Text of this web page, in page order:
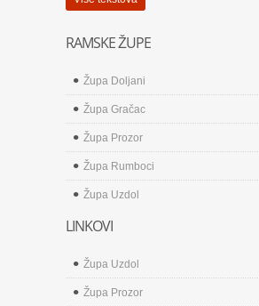
RAMSKE ŽUPE
Župa Doljani
Župa Gračac
Župa Prozor
Župa Rumboci
Župa Uzdol
LINKOVI
Župa Uzdol
Župa Prozor